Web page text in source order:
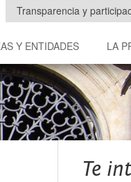
Transparencia y
Y ENTIDADES LA
Te